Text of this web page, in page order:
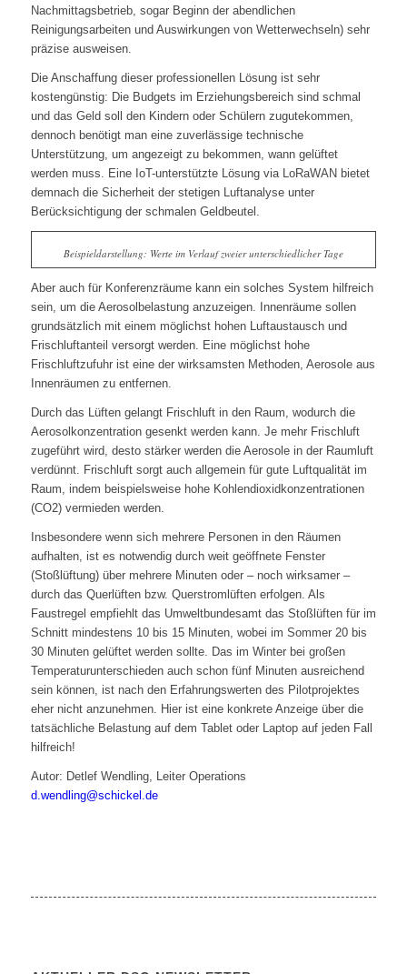
Nachmittagsbetrieb, sogar Beginn der abendlichen
Reinigungsarbeiten und Auswirkungen von Wetterwechseln) sehr
präzise ausweisen.
Die Anschaffung dieser professionellen Lösung ist sehr
kostengünstig: Die Budgets im Erziehungsbereich sind schmal
und das Geld soll den Kindern oder Schülern zugutekommen,
dennoch benötigt man eine zuverlässige technische
Unterstützung, um angezeigt zu bekommen, wann gelüftet
werden muss. Eine IoT-unterstützte Lösung via LoRaWAN bietet
demnach die Sicherheit der stetigen Luftanalyse unter
Berücksichtigung der schmalen Geldbeutel.
Beispieldarstellung: Werte im Verlauf zweier unterschiedlicher Tage
Aber auch für Konferenzräume kann ein solches System hilfreich
sein, um die Aerosolbelastung anzuzeigen. Innenräume sollen
grundsätzlich mit einem möglichst hohen Luftaustausch und
Frischluftanteil versorgt werden. Eine möglichst hohe
Frischluftzufuhr ist eine der wirksamsten Methoden, Aerosole aus
Innenräumen zu entfernen.
Durch das Lüften gelangt Frischluft in den Raum, wodurch die
Aerosolkonzentration gesenkt werden kann. Je mehr Frischluft
zugeführt wird, desto stärker werden die Aerosole in der Raumluft
verdünnt. Frischluft sorgt auch allgemein für gute Luftqualität im
Raum, indem beispielsweise hohe Kohlendioxidkonzentrationen
(CO2) vermieden werden.
Insbesondere wenn sich mehrere Personen in den Räumen
aufhalten, ist es notwendig durch weit geöffnete Fenster
(Stoßlüftung) über mehrere Minuten oder – noch wirksamer –
durch das Querlüften bzw. Querstromlüften erfolgen. Als
Faustregel empfiehlt das Umweltbundesamt das Stoßlüften für im
Schnitt mindestens 10 bis 15 Minuten, wobei im Sommer 20 bis
30 Minuten gelüftet werden sollte. Das im Winter bei großen
Temperaturunterschieden auch schon fünf Minuten ausreichend
sein können, ist nach den Erfahrungswerten des Pilotprojektes
eher nicht anzunehmen. Hier ist eine konkrete Anzeige über die
tatsächliche Belastung auf dem Tablet oder Laptop auf jeden Fall
hilfreich!
Autor: Detlef Wendling, Leiter Operations
d.wendling@schickel.de